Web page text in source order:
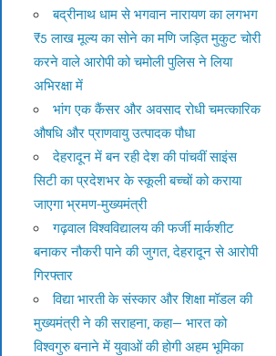
बद्रीनाथ धाम से भगवान नारायण का लगभग
₹5 लाख मूल्य का सोने का मणि जड़ित मुकुट चोरी
करने वाले आरोपी को चमोली पुलिस ने लिया
अभिरक्षा में
भांग एक कैंसर और अवसाद रोधी चमत्कारिक
औषधि और प्राणवायु उत्पादक पौधा
देहरादून में बन रही देश की पांचवीं साइंस
सिटी का प्रदेशभर के स्कूली बच्चों को कराया
जाएगा भ्रमण-मुख्यमंत्री
गढ़वाल विश्वविद्यालय की फर्जी मार्कशीट
बनाकर नौकरी पाने की जुगत, देहरादून से आरोपी
गिरफ्तार
विद्या भारती के संस्कार और शिक्षा मॉडल की
मुख्यमंत्री ने की सराहना, कहा— भारत को
विश्वगुरु बनाने में युवाओं की होगी अहम भूमिका